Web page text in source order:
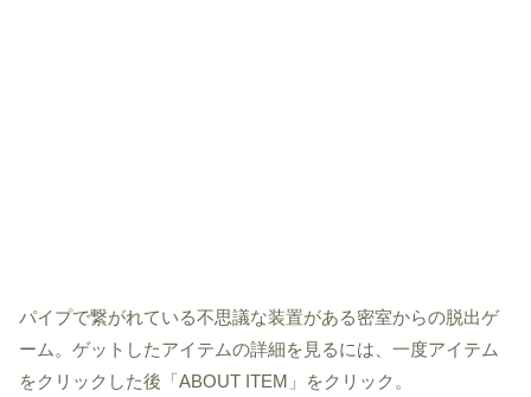
パイプで繋がれている不思議な装置がある密室からの脱出ゲ
ーム。ゲットしたアイテムの詳細を見るには、一度アイテム
をクリックした後「ABOUT ITEM」をクリック。